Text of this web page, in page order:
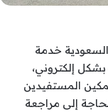
السعودية خدمة
بشكل إلكتروني،
المستفيدين
إلى مراجعة